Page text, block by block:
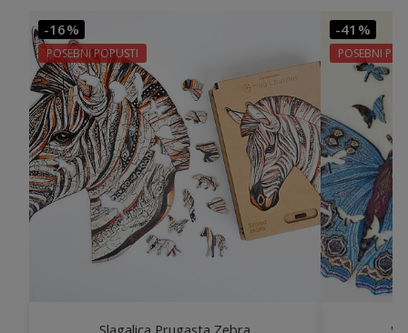
-16%
POSEBNI POPUSTI
Slagalica Prugasta Zebra
-41%
POSEBNI